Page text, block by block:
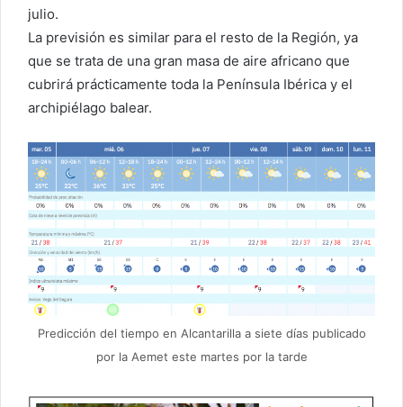
julio.
La previsión es similar para el resto de la Región, ya
que se trata de una gran masa de aire africano que
cubrirá prácticamente toda la Península Ibérica y el
archipiélago balear.
Predicción del tiempo en Alcantarilla a siete días publicado
por la Aemet este martes por la tarde